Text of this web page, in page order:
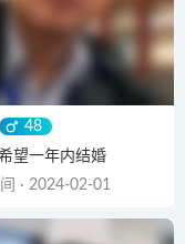
48
望一年内结婚
· 2024-02-01